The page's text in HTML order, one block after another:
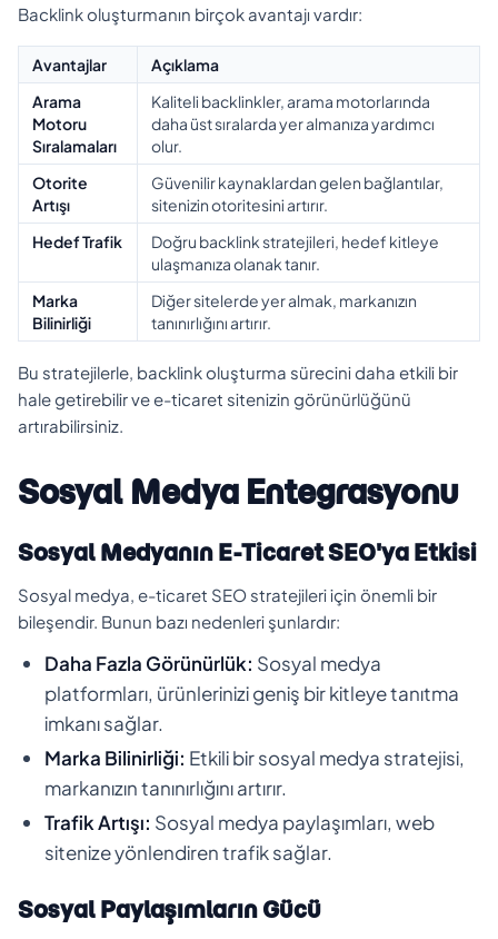
Backlink oluşturmanın birçok avantajı vardır:
Avantajlar
Açıklama
Arama
Motoru
Sıralamaları
Kaliteli backlinkler, arama motorlarında
daha üst sıralarda yer almanıza yardımcı
olur.
Otorite
Artışı
Güvenilir kaynaklardan gelen bağlantılar,
sitenizin otoritesini artırır.
Hedef Trafik
Doğru backlink stratejileri, hedef kitleye
ulaşmanıza olanak tanır.
Marka
Bilinirliği
Diğer sitelerde yer almak, markanızın
tanınırlığını artırır.
Bu stratejilerle, backlink oluşturma sürecini daha etkili bir
hale getirebilir ve e-ticaret sitenizin görünürlüğünü
artırabilirsiniz.
Sosyal Medya Entegrasyonu
Sosyal Medyanın E-Ticaret SEO'ya Etkisi
Sosyal medya, e-ticaret SEO stratejileri için önemli bir
bileşendir. Bunun bazı nedenleri şunlardır:
Daha Fazla Görünürlük: Sosyal medya
platformları, ürünlerinizi geniş bir kitleye tanıtma
imkanı sağlar.
Marka Bilinirliği: Etkili bir sosyal medya stratejisi,
markanızın tanınırlığını artırır.
Trafik Artışı: Sosyal medya paylaşımları, web
sitenize yönlendiren trafik sağlar.
Sosyal Paylaşımların Gücü